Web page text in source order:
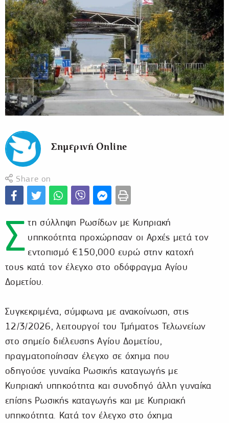
Σημερινή Online
Share on
Σ τη σύλληψη Ρωσίδων με Κυπριακή
υπηκοότητα προχώρησαν οι Αρχές μετά τον
εντοπισμό €150,000 ευρώ στην κατοχή
τους κατά τον έλεγχο στο οδόφραγμα Αγίου
Δομετίου.
Συγκεκριμένα, σύμφωνα με ανακοίνωση, στις
12/3/2026, λειτουργοί του Τμήματος Τελωνείων
στο σημείο διέλευσης Αγίου Δομετίου,
πραγματοποίησαν έλεγχο σε όχημα που
οδηγούσε γυναίκα Ρωσικής καταγωγής με
Κυπριακή υπηκοότητα και συνοδηγό άλλη γυναίκα
επίσης Ρωσικής καταγωγής και με Κυπριακή
υπηκοότητα. Κατά τον έλεγχο στο όχημα